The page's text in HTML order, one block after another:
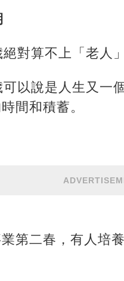
對算不上「老人」
可以說是人生又
間和積蓄。
第二春，有人培